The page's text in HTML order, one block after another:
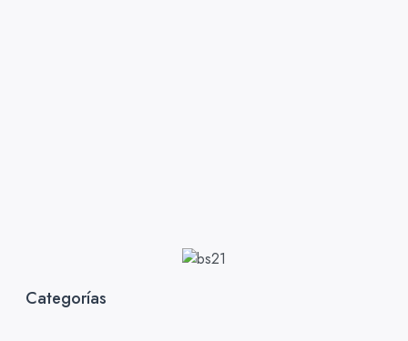
Categorías